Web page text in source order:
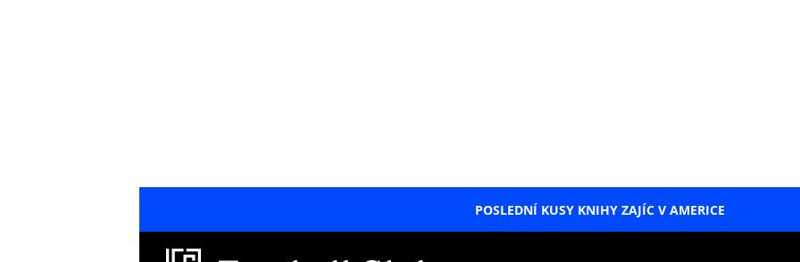
POSLEDNÍ KUSY KNIHY ZAJÍC V AMERICE